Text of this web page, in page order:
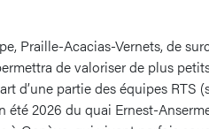
Praille-Acacias-Vernets, de
de valoriser de plus
d’une partie des équipes RTS
2026 du quai Ernest-